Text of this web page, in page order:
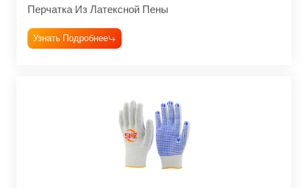
Перчатка Из Латексной Пены
Узнать Подробнее